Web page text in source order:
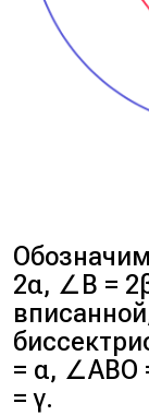
2α, ∠B =
= α, ∠ABO
= γ.